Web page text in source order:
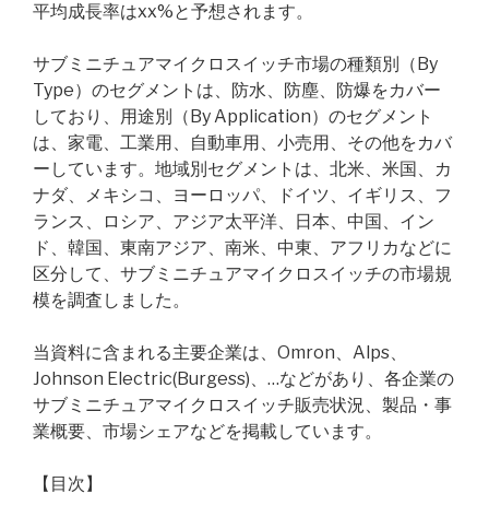
平均成長率はxx%と予想されます。
サブミニチュアマイクロスイッチ市場の種類別（By
Type）のセグメントは、防水、防塵、防爆をカバー
しており、用途別（By Application）のセグメント
は、家電、工業用、自動車用、小売用、その他をカバ
ーしています。地域別セグメントは、北米、米国、カ
ナダ、メキシコ、ヨーロッパ、ドイツ、イギリス、フ
ランス、ロシア、アジア太平洋、日本、中国、イン
ド、韓国、東南アジア、南米、中東、アフリカなどに
区分して、サブミニチュアマイクロスイッチの市場規
模を調査しました。
当資料に含まれる主要企業は、Omron、Alps、
Johnson Electric(Burgess)、…などがあり、各企業の
サブミニチュアマイクロスイッチ販売状況、製品・事
業概要、市場シェアなどを掲載しています。
【目次】